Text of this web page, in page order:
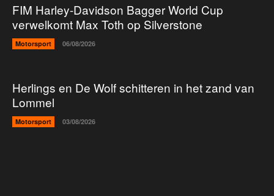
FIM Harley-Davidson Bagger World Cup
verwelkomt Max Toth op Silverstone
Motorsport 06/08/2026
Herlings en De Wolf schitteren in het zand van
Lommel
Motorsport 03/08/2026